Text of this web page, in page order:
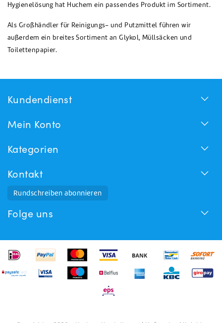
Hygienelösung hat Huchem ein passendes Produkt im Sortiment.
Als Großhändler für Reinigungs- und Putzmittel führen wir
außerdem ein breites Sortiment an Glykol, Müllsäcken und
Toilettenpapier.
Kundendienst
Mein Konto
Kategorien
Kontakt
Rundschreiben abonnieren
Folge uns